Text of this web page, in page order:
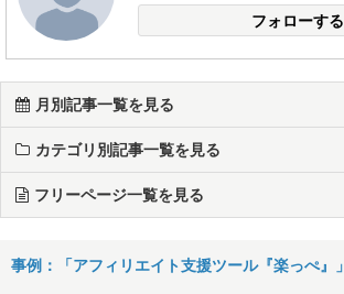
フォローする
月別記事一覧を見る
カテゴリ別記事一覧を見る
フリーページ一覧を見る
事例：「アフィリエイト支援ツール『楽っぺ』」